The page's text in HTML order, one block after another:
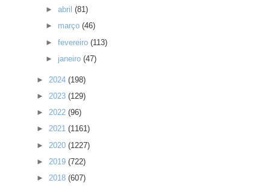
►abril(81)
► março(46)
►fevereiro(113)
► janeiro(47)
► 2024 (198)
► 2023 (129)
► 2022 (96)
► 2021 (1161)
► 2020 (1227)
► 2019 (722)
► 2018 (607)